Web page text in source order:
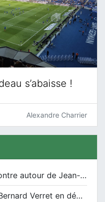
s’abaisse !
Alexandre Charrier
Une rencontre autour de Jean-Claude Suaudeau
Bernard Verret en dédicaces le samedi 13 décembre à l’Espace Culturel Atlantis